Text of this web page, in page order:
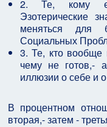
2. Те, кому
Эзотерические
меняться для
Социальных
3. Те, кто
чему не готов,-
иллюзии о себе и
В процентном
вторая,- затем -